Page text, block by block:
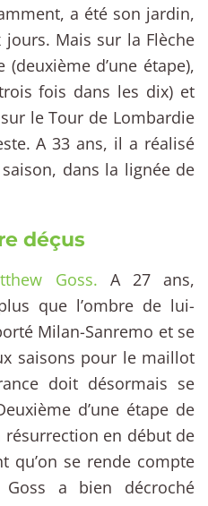
a été son jardin,
Mais sur la Flèche
d’une étape),
fois dans les dix) et
le Tour de Lombardie
A 33 ans, il a réalisé
dans la lignée de
déçus
Goss. A 27 ans,
que l’ombre de lui-
Milan-Sanremo et se
saisons pour le maillot
doit désormais se
d’une étape de
résurrection en début de
qu’on se rende compte
Goss a bien décroché